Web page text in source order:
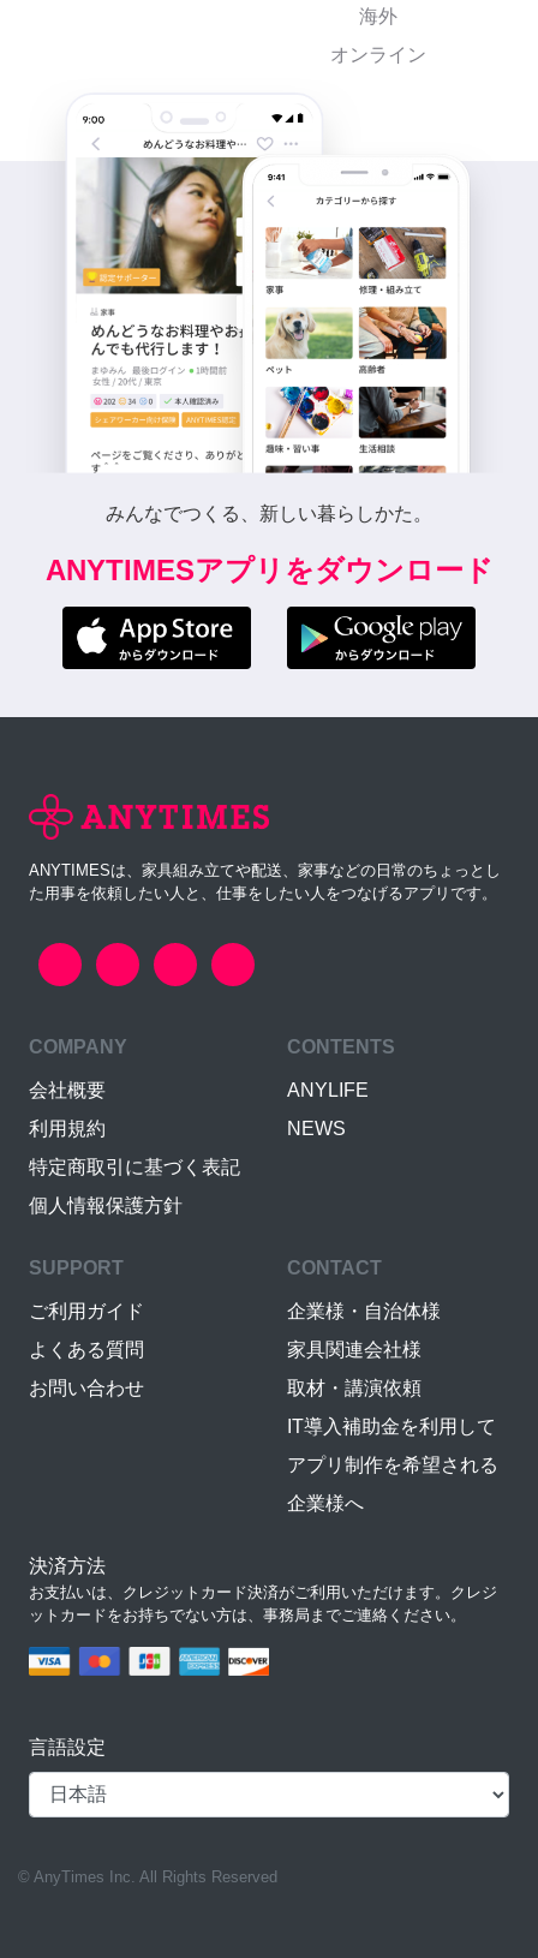
海外
オンライン
みんなでつくる、新しい暮らしかた。
ANYTIMESアプリをダウンロード
ANYTIMESは、家具組み立てや配送、家事などの日常のちょっとし
た用事を依頼したい人と、仕事をしたい人をつなげるアプリです。
COMPANY
会社概要
利用規約
特定商取引に基づく表記
個人情報保護方針
CONTENTS
ANYLIFE
NEWS
SUPPORT
ご利用ガイド
よくある質問
お問い合わせ
CONTACT
企業様・自治体様
家具関連会社様
取材・講演依頼
IT導入補助金を利用して
アプリ制作を希望される
企業様へ
決済方法
お支払いは、クレジットカード決済がご利用いただけます。クレジ
ットカードをお持ちでない方は、事務局までご連絡ください。
言語設定
© AnyTimes Inc. All Rights Reserved